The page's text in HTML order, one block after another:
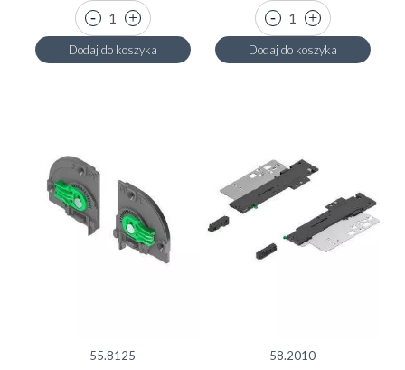
Dodaj do koszyka Dodaj do koszyka
55.8125 58.2010